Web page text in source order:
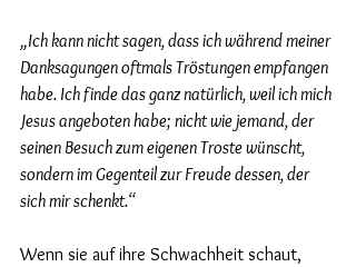
„Ich kann nicht sagen, dass ich während meiner
Danksagungen oftmals Tröstungen empfangen
habe. Ich finde das ganz natürlich, weil ich mich
Jesus angeboten habe; nicht wie jemand, der
seinen Besuch zum eigenen Troste wünscht,
sondern im Gegenteil zur Freude dessen, der
sich mir schenkt.“
Wenn sie auf ihre Schwachheit schaut,